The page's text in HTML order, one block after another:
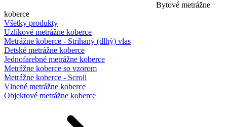
Bytové metrážne
koberce
Všetky produkty
Uzlíkové metrážne koberce
Metrážne koberce - Strihaný (dlhý) vlas
Detské metrážne koberce
Jednofarebné metrážne koberce
Metrážne koberce so vzorom
Metrážne koberce - Scroll
Vlnené metrážne koberce
Objektové metrážne koberce